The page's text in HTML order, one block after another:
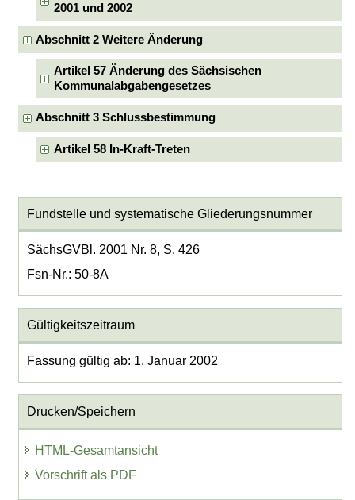
2001 und 2002
Abschnitt 2 Weitere Änderung
Artikel 57 Änderung des Sächsischen
Kommunalabgabengesetzes
Abschnitt 3 Schlussbestimmung
Artikel 58 In-Kraft-Treten
Fundstelle und systematische Gliederungsnummer
SächsGVBl. 2001 Nr. 8, S. 426
Fsn-Nr.: 50-8A
Gültigkeitszeitraum
Fassung gültig ab: 1. Januar 2002
Drucken/Speichern
HTML-Gesamtansicht
Vorschrift als PDF